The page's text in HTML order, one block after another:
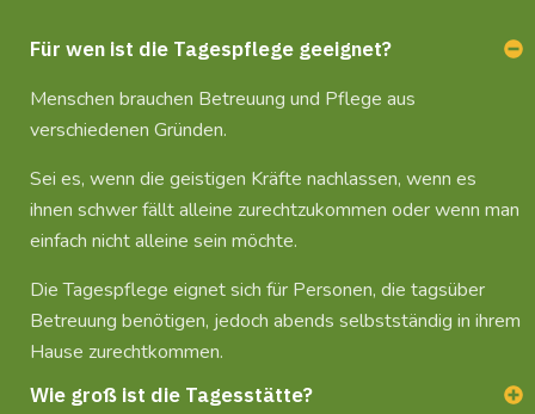
Für wen ist die Tagespflege geeignet?
Menschen brauchen Betreuung und Pflege aus
verschiedenen Gründen.
Sei es, wenn die geistigen Kräfte nachlassen, wenn es
ihnen schwer fällt alleine zurechtzukommen oder wenn man
einfach nicht alleine sein möchte.
Die Tagespflege eignet sich für Personen, die tagsüber
Betreuung benötigen, jedoch abends selbstständig in ihrem
Hause zurechtkommen.
Wie groß ist die Tagesstätte?